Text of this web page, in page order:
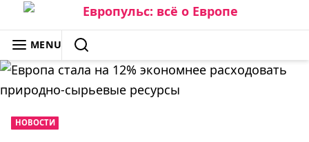
Skip
to
content
ЕВРОПУЛЬС: ВСЁ О ЕВРОПЕ
MENU
SEARCH
НОВОСТИ